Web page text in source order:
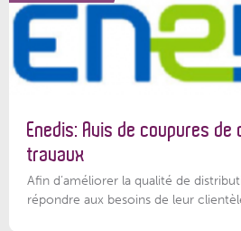
Enedis: Avis de coupures de
travaux
Afin d’améliorer la qualité de
répondre aux besoins de leur